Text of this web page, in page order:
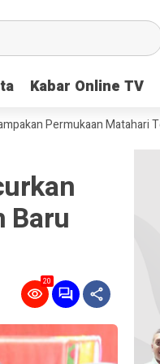
Kabar Online TV
Kabar Online TV
Matahari Terbaru,
Baru
20